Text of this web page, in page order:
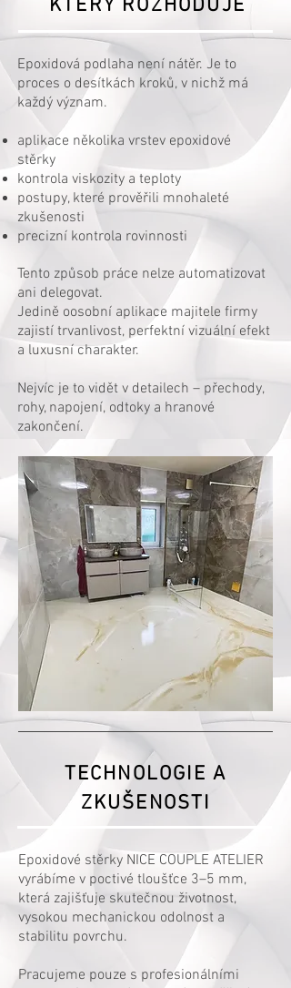
KTERÝ ROZHODUJE
Epoxidová podlaha není nátěr. Je to
proces o desítkách kroků, v nichž má
každý význam.
aplikace několika vrstev epoxidové
stěrky
kontrola viskozity a teploty
postupy, které prověřili mnohaleté
zkušenosti
precizní kontrola rovinnosti
Tento způsob práce nelze automatizovat
ani delegovat.
Jedině oosobní aplikace majitele firmy
zajistí trvanlivost, perfektní vizuální efekt
a luxusní charakter.
Nejvíc je to vidět v detailech – přechody,
rohy, napojení, odtoky a hranové
zakončení.
TECHNOLOGIE A
ZKUŠENOSTI
Epoxidové stěrky NICE COUPLE ATELIER
vyrábíme v poctivé tloušťce 3–5 mm,
která zajišťuje skutečnou životnost,
vysokou mechanickou odolnost a
stabilitu povrchu.
Pracujeme pouze s profesionálními